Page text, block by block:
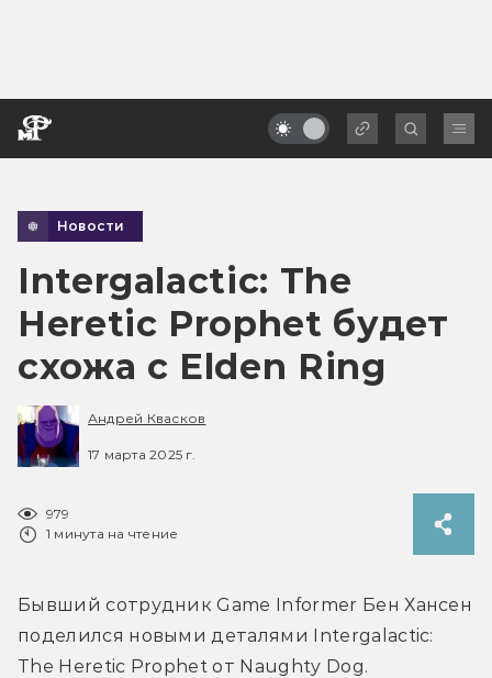
Новости
Intergalactic: The
Heretic Prophet будет
схожа с Elden Ring
Андрей Квасков
17 марта 2025 г.
979
1 минута на чтение
Бывший сотрудник Game Informer Бен Хансен
поделился новыми деталями Intergalactic:
The Heretic Prophet от Naughty Dog.